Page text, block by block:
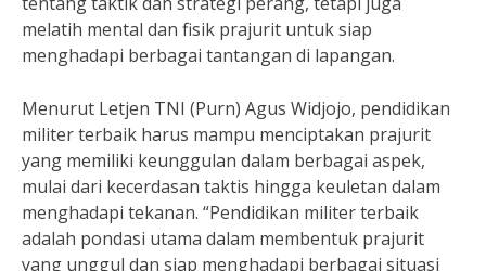
melatih mental dan fisik prajurit untuk siap
menghadapi berbagai tantangan di lapangan.
Menurut Letjen TNI (Purn) Agus Widjojo, pendidikan
militer terbaik harus mampu menciptakan prajurit
yang memiliki keunggulan dalam berbagai aspek,
mulai dari kecerdasan taktis hingga keuletan dalam
menghadapi tekanan. “Pendidikan militer terbaik
adalah pondasi utama dalam membentuk prajurit
yang unggul dan siap menghadapi berbagai situasi